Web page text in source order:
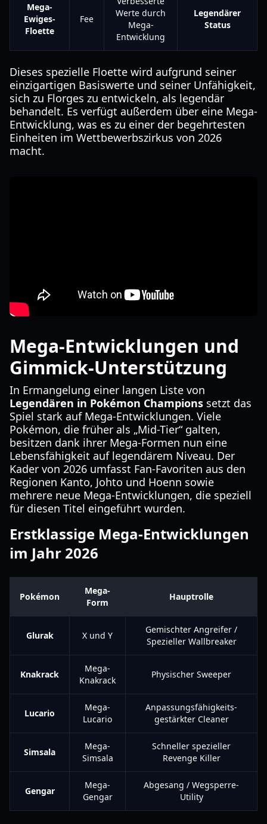
Mega-
Ewiges-
Floette
Fee
Werte durch
Mega-
Entwicklung
Legendärer
Status
Dieses spezielle Floette wird aufgrund seiner
einzigartigen Basiswerte und seiner Unfähigkeit,
sich zu Florges zu entwickeln, als legendär
behandelt. Es verfügt außerdem über eine Mega-
Entwicklung, was es zu einer der begehrtesten
Einheiten im Wettbewerbszirkus von 2026
macht.
Mega-Entwicklungen und
Gimmick-Unterstützung
In Ermangelung einer langen Liste von
Legendären in Pokémon Champions setzt das
Spiel stark auf Mega-Entwicklungen. Viele
Pokémon, die früher als „Mid-Tier“ galten,
besitzen dank ihrer Mega-Formen nun eine
Lebensfähigkeit auf legendärem Niveau. Der
Kader von 2026 umfasst Fan-Favoriten aus den
Regionen Kanto, Johto und Hoenn sowie
mehrere neue Mega-Entwicklungen, die speziell
für diesen Titel eingeführt wurden.
Erstklassige Mega-Entwicklungen
im Jahr 2026
Pokémon
Mega-
Form
Hauptrolle
Glurak X und Y
Gemischter Angreifer /
Spezieller Wallbreaker
Knakrack
Mega-
Knakrack
Physischer Sweeper
Lucario
Mega-
Lucario
Anpassungsfähigkeits-
gestärkter Cleaner
Simsala
Mega-
Simsala
Schneller spezieller
Revenge Killer
Gengar
Mega-
Gengar
Abgesang / Wegsperre-
Utility